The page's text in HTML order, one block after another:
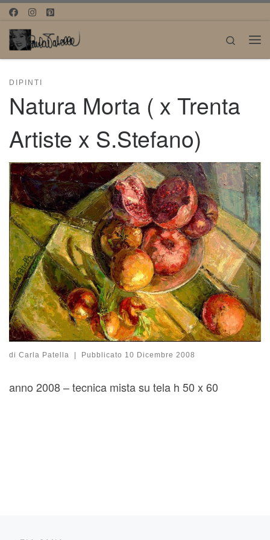
Passa al contenuto
Search
DIPINTI
Natura Morta ( x Trenta
Artiste x S.Stefano)
di Carla Patella Pubblicato 10 Dicembre 2008
anno 2008 – tecnica mista su tela h 50 x 60